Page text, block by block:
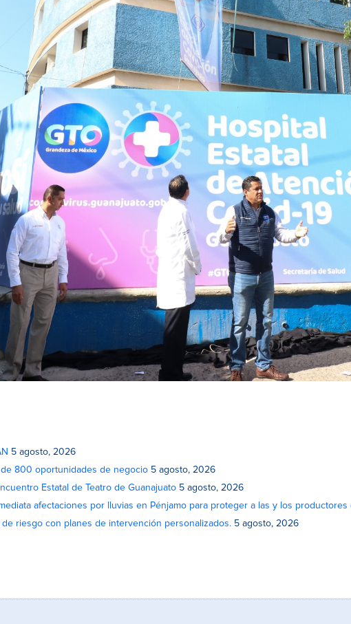
5 agosto, 2026
de 800 oportunidades de negocio 5 agosto, 2026
Estatal de Teatro de Guanajuato 5 agosto, 2026
afectaciones por lluvias en Pénjamo para proteger a las y los productores
riesgo con planes de intervención personalizados. 5 agosto, 2026